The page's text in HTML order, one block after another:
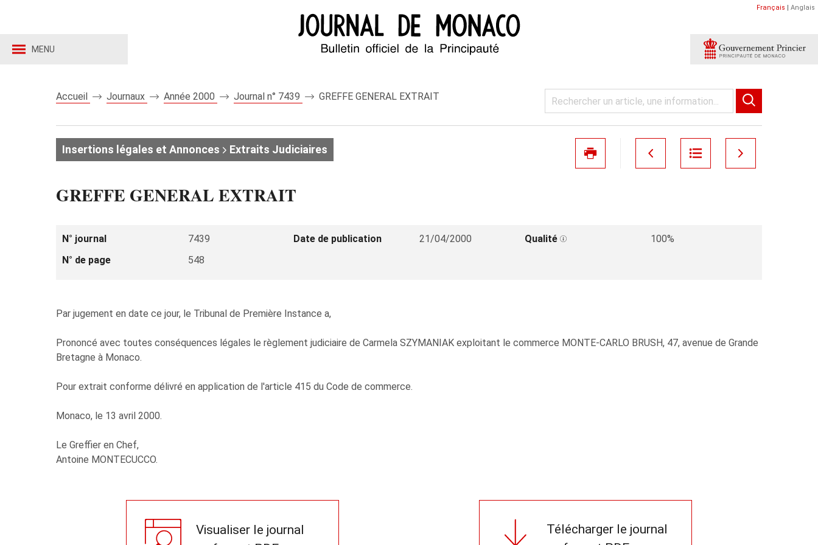
MENU
Français | Anglais
Accueil Journaux Année 2000 Journal n° 7439 GREFFE GENERAL EXTRAIT
Insertions légales et Annonces Extraits Judiciaires
GREFFE GENERAL EXTRAIT
N° journal 7439 Date de publication 21/04/2000 Qualité
100%
N° de page
548
Par jugement en date ce jour, le Tribunal de Première Instance a,
Prononcé avec toutes conséquences légales le règlement judiciaire de Carmela SZYMANIAK exploitant le commerce MONTE-CARLO BRUSH, 47, avenue de Grande
Bretagne à Monaco.
Pour extrait conforme délivré en application de l'article 415 du Code de commerce.
Monaco, le 13 avril 2000.
Le Greffier en Chef,
Antoine MONTECUCCO.
Visualiser le journal
Télécharger le journal